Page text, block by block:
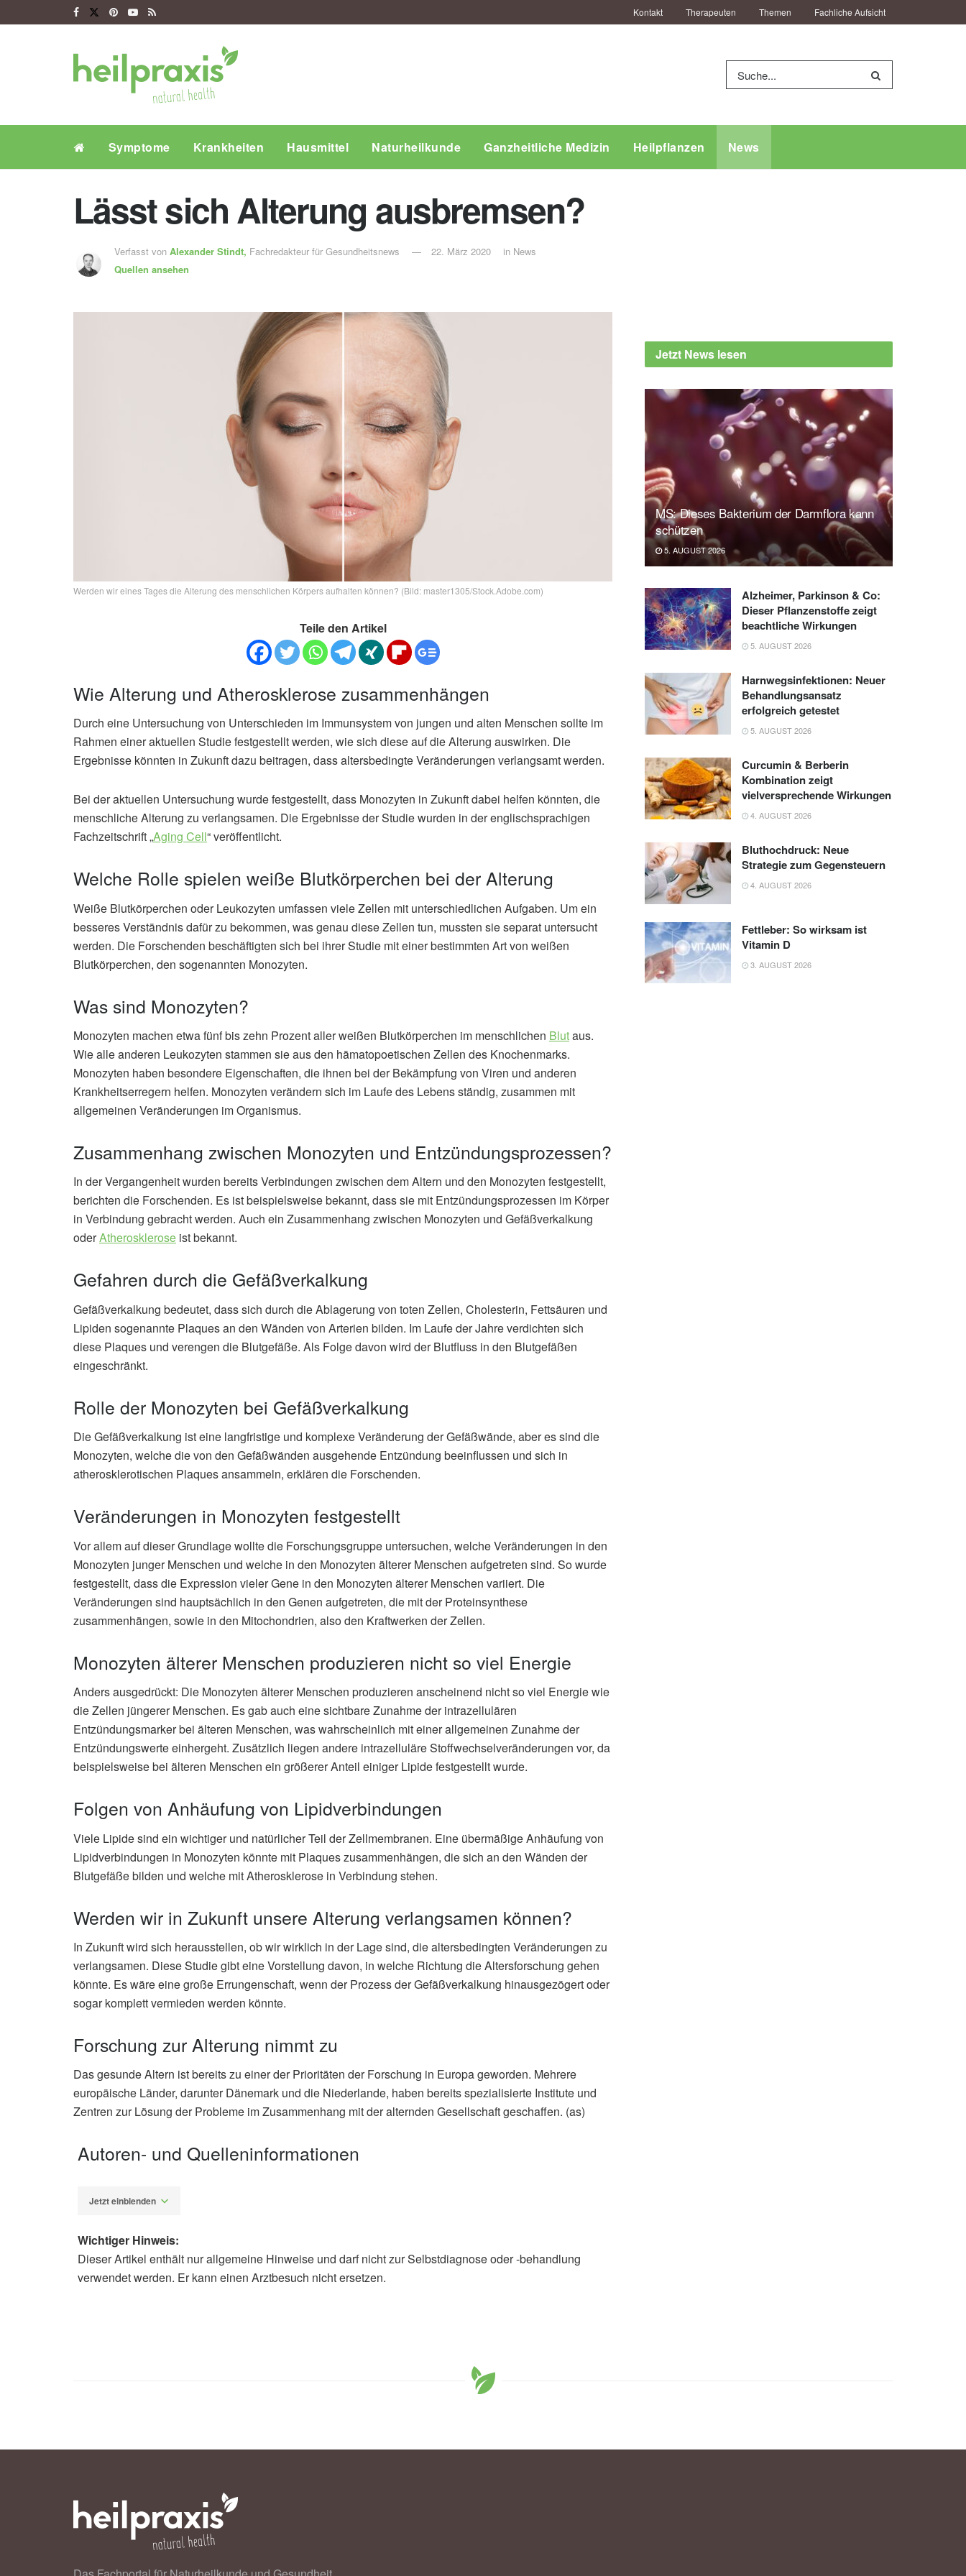
Kontakt Therapeuten Themen Fachliche Aufsicht
Symptome Krankheiten Hausmittel Naturheilkunde Ganzheitliche Medizin Heilpflanzen News
Lässt sich Alterung ausbremsen?
Verfasst von Alexander Stindt, Fachredakteur für Gesundheitsnews
Quellen ansehen
22. März 2020 in News
Werden wir eines Tages die Alterung des menschlichen Körpers aufhalten können? (Bild: master1305/Stock.Adobe.com)
Teile den Artikel
Wie Alterung und Atherosklerose zusammenhängen
Durch eine Untersuchung von Unterschieden im Immunsystem von jungen und alten Menschen sollte im
Rahmen einer aktuellen Studie festgestellt werden, wie sich diese auf die Alterung auswirken. Die
Ergebnisse könnten in Zukunft dazu beitragen, dass altersbedingte Veränderungen verlangsamt werden.
Bei der aktuellen Untersuchung wurde festgestellt, dass Monozyten in Zukunft dabei helfen könnten, die
menschliche Alterung zu verlangsamen. Die Ergebnisse der Studie wurden in der englischsprachigen
Fachzeitschrift „Aging Cell“ veröffentlicht.
Welche Rolle spielen weiße Blutkörperchen bei der Alterung
Weiße Blutkörperchen oder Leukozyten umfassen viele Zellen mit unterschiedlichen Aufgaben. Um ein
besseres Verständnis dafür zu bekommen, was genau diese Zellen tun, mussten sie separat untersucht
werden. Die Forschenden beschäftigten sich bei ihrer Studie mit einer bestimmten Art von weißen
Blutkörperchen, den sogenannten Monozyten.
Was sind Monozyten?
Monozyten machen etwa fünf bis zehn Prozent aller weißen Blutkörperchen im menschlichen Blutaus.
Wie alle anderen Leukozyten stammen sie aus den hämatopoetischen Zellen des Knochenmarks.
Monozyten haben besondere Eigenschaften, die ihnen bei der Bekämpfung von Viren und anderen
Krankheitserregern helfen. Monozyten verändern sich im Laufe des Lebens ständig, zusammen mit
allgemeinen Veränderungen im Organismus.
Zusammenhang zwischen Monozyten und Entzündungsprozessen?
In der Vergangenheit wurden bereits Verbindungen zwischen dem Altern und den Monozyten festgestellt,
berichten die Forschenden. Es ist beispielsweise bekannt, dass sie mit Entzündungsprozessen im Körper
in Verbindung gebracht werden. Auch ein Zusammenhang zwischen Monozyten und Gefäßverkalkung
oderAtherosklerose ist bekannt.
Gefahren durch die Gefäßverkalkung
Gefäßverkalkung bedeutet, dass sich durch die Ablagerung von toten Zellen, Cholesterin, Fettsäuren und
Lipiden sogenannte Plaques an den Wänden von Arterien bilden. Im Laufe der Jahre verdichten sich
diese Plaques und verengen die Blutgefäße. Als Folge davon wird der Blutfluss in den Blutgefäßen
eingeschränkt.
Rolle der Monozyten bei Gefäßverkalkung
Die Gefäßverkalkung ist eine langfristige und komplexe Veränderung der Gefäßwände, aber es sind die
Monozyten, welche die von den Gefäßwänden ausgehende Entzündung beeinflussen und sich in
atherosklerotischen Plaques ansammeln, erklären die Forschenden.
Veränderungen in Monozyten festgestellt
Vor allem auf dieser Grundlage wollte die Forschungsgruppe untersuchen, welche Veränderungen in den
Monozyten junger Menschen und welche in den Monozyten älterer Menschen aufgetreten sind. So wurde
festgestellt, dass die Expression vieler Gene in den Monozyten älterer Menschen variiert. Die
Veränderungen sind hauptsächlich in den Genen aufgetreten, die mit der Proteinsynthese
zusammenhängen, sowie in den Mitochondrien, also den Kraftwerken der Zellen.
Monozyten älterer Menschen produzieren nicht so viel Energie
Anders ausgedrückt: Die Monozyten älterer Menschen produzieren anscheinend nicht so viel Energie wie
die Zellen jüngerer Menschen. Es gab auch eine sichtbare Zunahme der intrazellulären
Entzündungsmarker bei älteren Menschen, was wahrscheinlich mit einer allgemeinen Zunahme der
Entzündungswerte einhergeht. Zusätzlich liegen andere intrazelluläre Stoffwechselveränderungen vor, da
beispielsweise bei älteren Menschen ein größerer Anteil einiger Lipide festgestellt wurde.
Folgen von Anhäufung von Lipidverbindungen
Viele Lipide sind ein wichtiger und natürlicher Teil der Zellmembranen. Eine übermäßige Anhäufung von
Lipidverbindungen in Monozyten könnte mit Plaques zusammenhängen, die sich an den Wänden der
Blutgefäße bilden und welche mit Atherosklerose in Verbindung stehen.
Werden wir in Zukunft unsere Alterung verlangsamen können?
In Zukunft wird sich herausstellen, ob wir wirklich in der Lage sind, die altersbedingten Veränderungen zu
verlangsamen. Diese Studie gibt eine Vorstellung davon, in welche Richtung die Altersforschung gehen
könnte. Es wäre eine große Errungenschaft, wenn der Prozess der Gefäßverkalkung hinausgezögert oder
sogar komplett vermieden werden könnte.
Forschung zur Alterung nimmt zu
Das gesunde Altern ist bereits zu einer der Prioritäten der Forschung in Europa geworden. Mehrere
europäische Länder, darunter Dänemark und die Niederlande, haben bereits spezialisierte Institute und
Zentren zur Lösung der Probleme im Zusammenhang mit der alternden Gesellschaft geschaffen. (as)
Autoren- und Quelleninformationen
Jetzt einblenden
Alexander Stindt
Wichtiger Hinweis:
Dieser Artikel enthält nur allgemeine Hinweise und darf nicht zur Selbstdiagnose oder -behandlung
verwendet werden. Er kann einen Arztbesuch nicht ersetzen.
Jetzt News lesen
MS: Dieses Bakterium der Darmflora kann
schützen
5. AUGUST 2026
Alzheimer, Parkinson & Co:
Dieser Pflanzenstoffe zeigt
beachtliche Wirkungen
5. AUGUST 2026
Harnwegsinfektionen: Neuer
Behandlungsansatz
erfolgreich getestet
5. AUGUST 2026
Curcumin & Berberin
Kombination zeigt
vielversprechende Wirkungen
4. AUGUST 2026
Bluthochdruck: Neue
Strategie zum Gegensteuern
4. AUGUST 2026
Fettleber: So wirksam ist
Vitamin D
3. AUGUST 2026